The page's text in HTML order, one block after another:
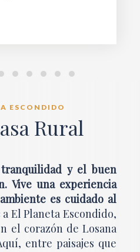
ESCONDIDO
Rural
y el buen
Vive una experiencia
es cuidado al
El Planeta Escondido,
el corazón de Losana
entre paisajes que